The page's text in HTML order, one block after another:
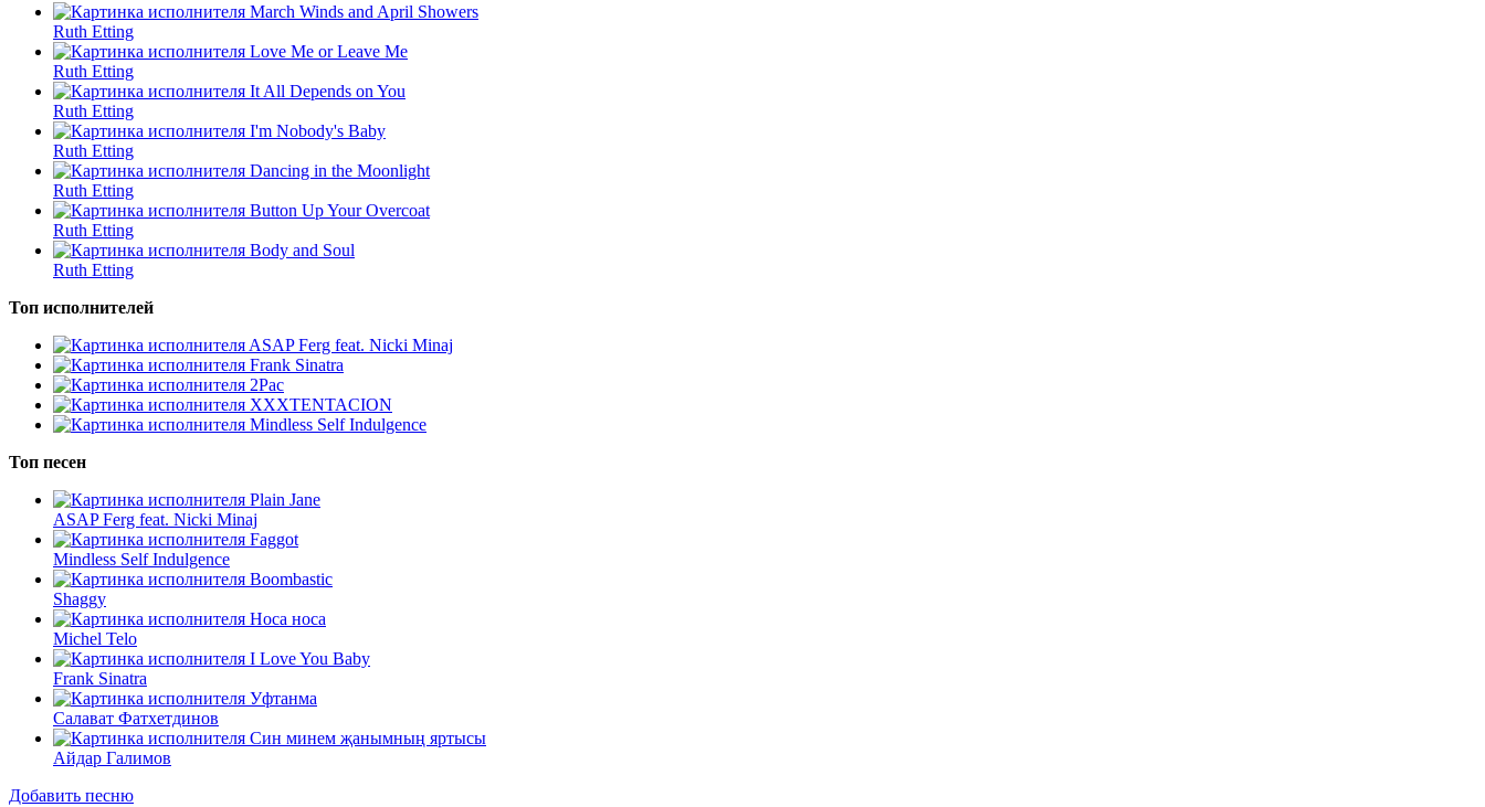
March Winds and April Showers
Ruth Etting
Love Me or Leave Me
Ruth Etting
It All Depends on You
Ruth Etting
I'm Nobody's Baby
Ruth Etting
Dancing in the Moonlight
Ruth Etting
Button Up Your Overcoat
Ruth Etting
Body and Soul
Ruth Etting
Топ исполнителей
ASAP Ferg feat. Nicki Minaj
Frank Sinatra
2Pac
XXXTENTACION
Mindless Self Indulgence
Топ песен
Plain Jane
ASAP Ferg feat. Nicki Minaj
Faggot
Mindless Self Indulgence
Boombastic
Shaggy
Носа носа
Michel Telo
I Love You Baby
Frank Sinatra
Уфтанма
Салават Фатхетдинов
Син минем җанымның яртысы
Айдар Галимов
Добавить песню